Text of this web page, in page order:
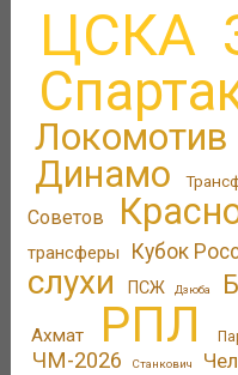
ЦСКА
Локомотив
Динамо
Советов
трансферы
Кубок
слухи
ПСЖ Дзюба
Ахмат РПЛ
ЧМ-2026 Станкович